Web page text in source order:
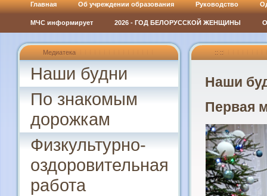
Главная Об учреждении образования Руководство
МЧС информирует 2026 - ГОД БЕЛОРУССКОЙ ЖЕНЩИНЫ
Медиатека
Наши будни
По знакомым
дорожкам
Физкультурно-
оздоровительная
работа
:: ::
Наши
Первая